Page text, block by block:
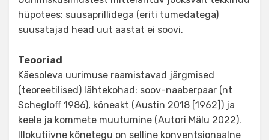
hüpotees: suusaprillidega (eriti tumedatega)
suusatajad head uut aastat ei soovi.
Teooriad
Käesoleva uurimuse raamistavad järgmised
(teoreetilised) lähtekohad: soov-naaberpaar (nt
Schegloff 1986), kõneakt (Austin 2018 [1962]) ja
keele ja kommete muutumine (Autori Mälu 2022).
Illokutiivne kõnetegu on selline konventsionaalne